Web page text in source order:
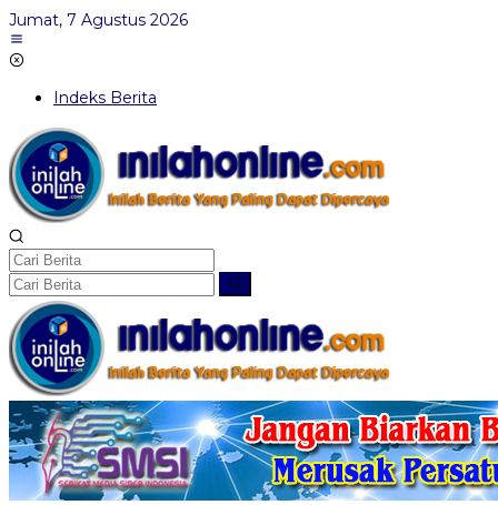
Lewati
ke
konten
Jumat, 7 Agustus 2026
Indeks Berita